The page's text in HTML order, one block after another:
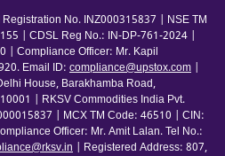
No. INZ000315837 | NSE TM
| CDSL Reg No.: IN-DP-761-2024 |
| Compliance Officer: Mr. Kapil
Email ID: compliance@upstox.com
House, Barakhamba Road,
| RKSV Commodities India Pvt.
| MCX TM Code: 46510 | CIN:
Officer: Mr. Amit Lalan. Tel No.:
| Registered Address: 807,